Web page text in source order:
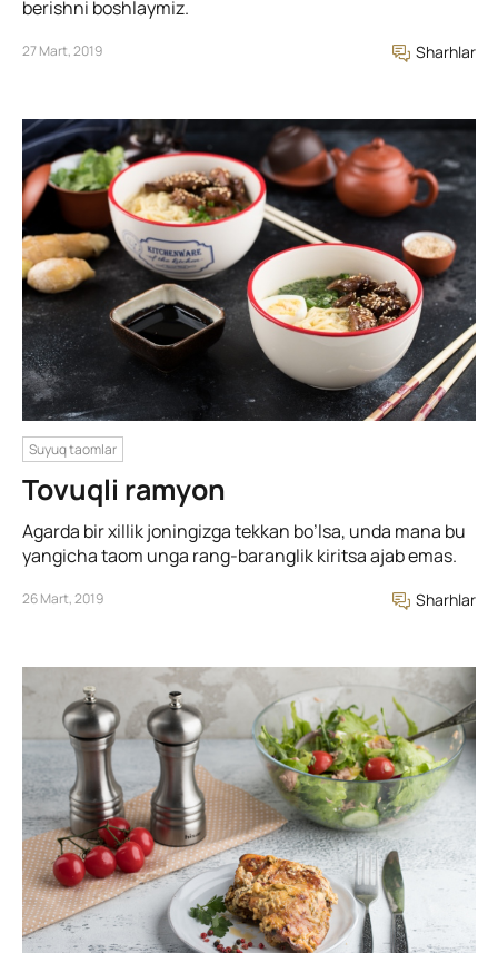
berishni boshlaymiz.
27 Mart, 2019 Sharhlar
Suyuq taomlar
Tovuqli ramyon
Agarda bir xillik joningizga tekkan bo’lsa, unda mana bu
yangicha taom unga rang-baranglik kiritsa ajab emas.
26 Mart, 2019 Sharhlar